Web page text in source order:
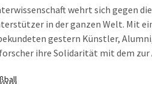
wehrt sich gegen
in der ganzen Welt. Mit
gestern Künstler,
ihre Solidarität mit dem zur